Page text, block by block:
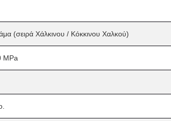
(σειρά Χάλκινου / Κόκκινου Χαλκού)
MPa